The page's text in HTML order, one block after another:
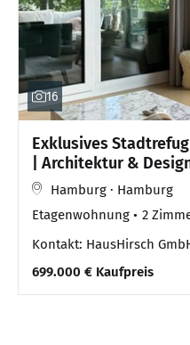
16
Exklusives
| Architektur &
Hamburg · Hamburg
Etagenwohnung
2
Kontakt: HausHirsch
699.000 € Kaufpreis